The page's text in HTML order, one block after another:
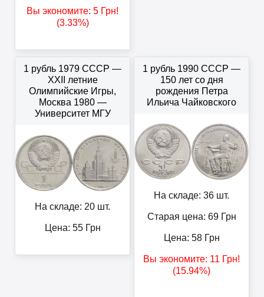
Вы экономите: 5 Грн!
(3.33%)
1 рубль 1979 СССР —
XXII летние
Олимпийские Игры,
Москва 1980 —
Университет МГУ
На складе: 20 шт.
Цена: 55Грн
1 рубль 1990 СССР —
150 лет со дня
рождения Петра
Ильича Чайковского
На складе: 36 шт.
Старая цена: 69Грн
Цена: 58Грн
Вы экономите: 11 Грн!
(15.94%)